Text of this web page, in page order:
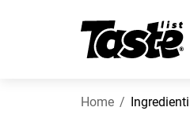
Home Ingredienti